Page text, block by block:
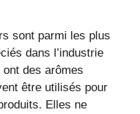
sont parmi les plus
dans l’industrie
des arômes
être utilisés pour
Elles ne